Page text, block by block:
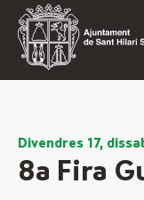
Divendres 17,
8a Fira